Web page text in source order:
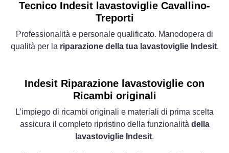
Tecnico Indesit lavastoviglie Cavallino-
Treporti
Professionalità e personale qualificato. Manodopera di
qualità per la riparazione della tua lavastoviglie Indesit.
Indesit Riparazione lavastoviglie con
Ricambi originali
L’impiego di ricambi originali e materiali di prima scelta
assicura il completo ripristino della funzionalità della
lavastoviglie Indesit.